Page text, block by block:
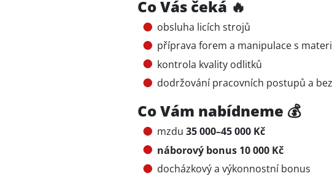
Co Vás čeká 🔥
obsluha licích strojů
příprava forem a manipulace s
kontrola kvality odlitků
dodržování pracovních postupů a
Co Vám nabídneme 💰
mzdu 35 000–45 000 Kč
náborový bonus 10 000 Kč
docházkový a výkonnostní bonus